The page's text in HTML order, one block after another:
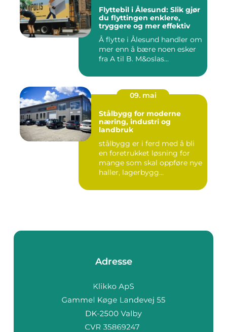
Flyttebil i Ålesund: Slik gjør
du flyttingen enklere,
tryggere og mer effektiv
Å flytte i Ålesund handler om
mer enn å bære noen esker
fra A til B. M&oslas...
09. mai
Stålbygg for moderne
næring, industri og
landbruk
stålbygg er i ferd med å bli
en foretrukket løsning for
mange som skal oppføre nye
haller, lagerbygg...
Adresse